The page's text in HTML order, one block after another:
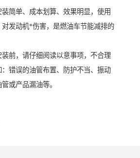
简单、成本划算、效果明显，使用
发动机*伤害，是燃油车节能减排的
前，请仔细阅读以意事项，不合理
错误的油管布置、防护不当、振动
或产品漏油等。